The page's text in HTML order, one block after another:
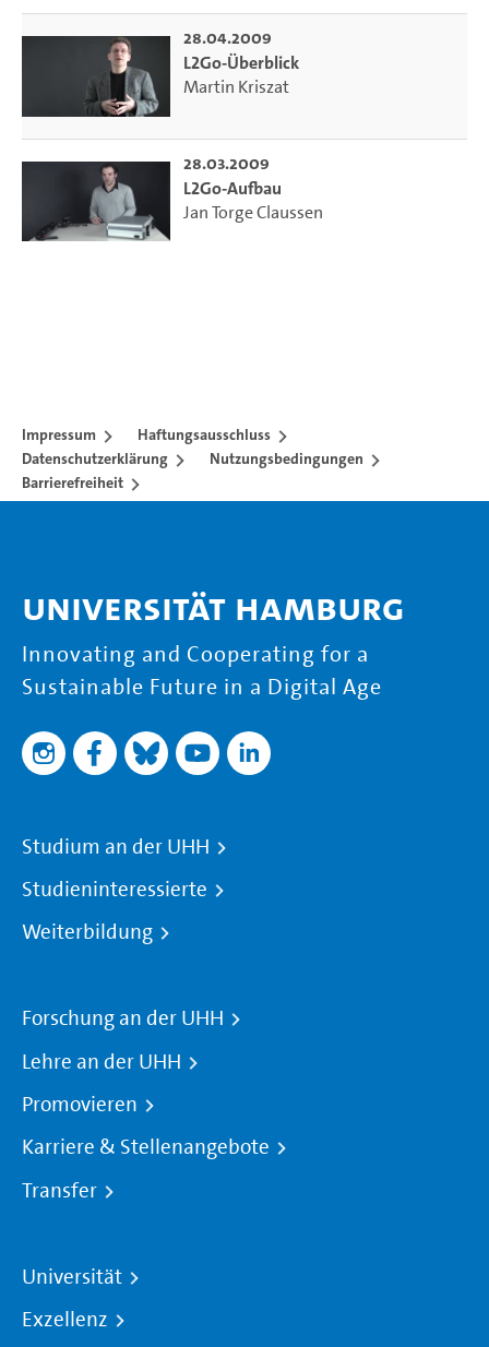
28.04.2009
L2Go-Überblick
Martin Kriszat
28.03.2009
L2Go-Aufbau
Jan Torge Claussen
Impressum
Haftungsausschluss
Datenschutzerklärung
Nutzungsbedingungen
Barrierefreiheit
Universität Hamburg
Innovating and Cooperating for a
Sustainable Future in a Digital Age
Studium an der UHH
Studieninteressierte
Weiterbildung
Forschung an der UHH
Lehre an der UHH
Promovieren
Karriere & Stellenangebote
Transfer
Universität
Exzellenz